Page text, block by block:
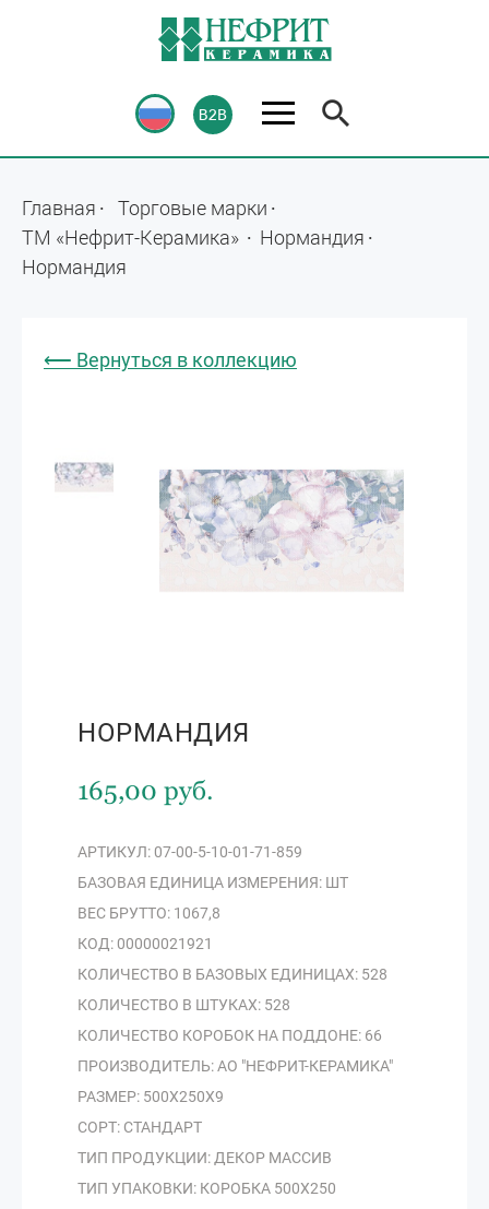
Главная
Торговые марки
ТМ «Нефрит-Керамика»
Нормандия
Нормандия
⟵ Вернуться в коллекцию
НОРМАНДИЯ
165,00 руб.
АРТИКУЛ: 07-00-5-10-01-71-859
БАЗОВАЯ ЕДИНИЦА ИЗМЕРЕНИЯ: ШТ
ВЕС БРУТТО: 1067,8
КОД: 00000021921
КОЛИЧЕСТВО В БАЗОВЫХ ЕДИНИЦАХ: 528
КОЛИЧЕСТВО В ШТУКАХ: 528
КОЛИЧЕСТВО КОРОБОК НА ПОДДОНЕ: 66
ПРОИЗВОДИТЕЛЬ: АО "НЕФРИТ-КЕРАМИКА"
РАЗМЕР: 500Х250Х9
СОРТ: СТАНДАРТ
ТИП ПРОДУКЦИИ: ДЕКОР МАССИВ
ТИП УПАКОВКИ: КОРОБКА 500Х250